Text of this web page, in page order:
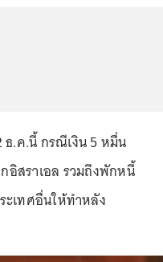
ธ.ค.นี้ กรณีเงิน 5 หมื่น
อิสราเอล รวมถึงพักหนี้
ะเทศอื่นให้ทำหลัง